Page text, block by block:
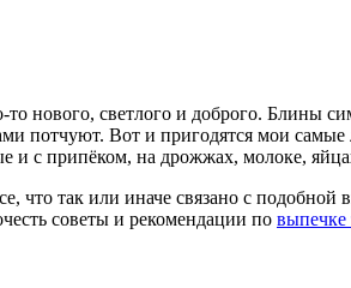
нового, светлого и доброго. Блины
потчуют. Вот и пригодятся мои
с припёком, на дрожжах, молоке,
так или иначе связано с подобной
советы и рекомендации по выпечке